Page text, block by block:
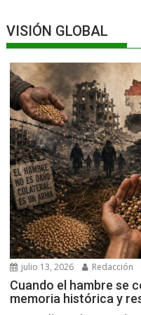
VISIÓN GLOBAL
julio 13, 2026 Redacción
Cuando el hambre se
memoria histórica y